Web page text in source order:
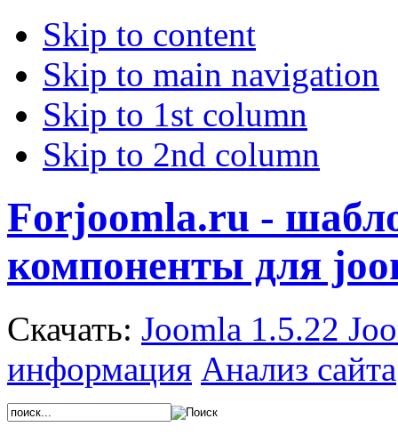
Skip to content
Skip to main navigation
Skip to 1st column
Skip to 2nd column
Forjoomla.ru -
компоненты для
Скачать: Joomla 1.5.22
информация Анализ сайта